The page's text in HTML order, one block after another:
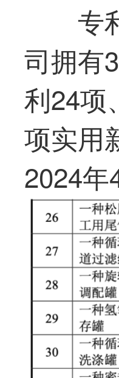
专
司拥有
利24项
项实用
2024